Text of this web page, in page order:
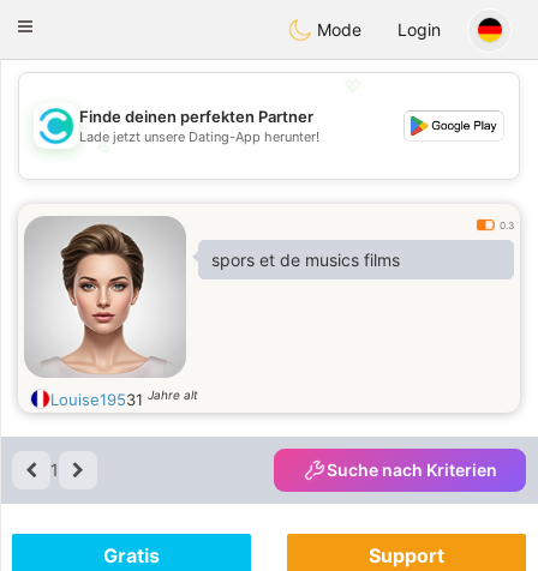
olombiaCitas
Toggle
Mode Login
💖
💕
Finde deinen perfekten Partner
Lade jetzt unsere Dating-App herunter!
0.3
spors et de musics films
Louise19531 Jahre alt
1 Suche nach Kriterien
Gratis Support